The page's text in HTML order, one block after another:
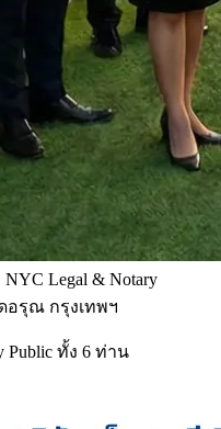
Legal & Notary
อรุณ กรุงเทพฯ
ทั้ง 6 ท่าน